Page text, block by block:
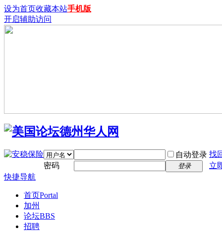
设为首页收藏本站手机版
开启辅助访问
自动登录 找
密码
登录
立
快捷导航
首页Portal
加州
论坛BBS
招聘